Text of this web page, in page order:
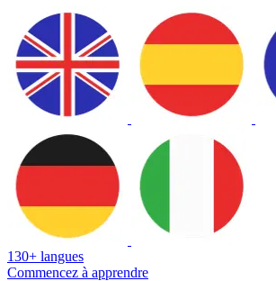
130+ langues
Commencez à apprendre